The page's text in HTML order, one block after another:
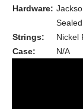
Hardware:
Strings:
Nickel
Case:
N/A